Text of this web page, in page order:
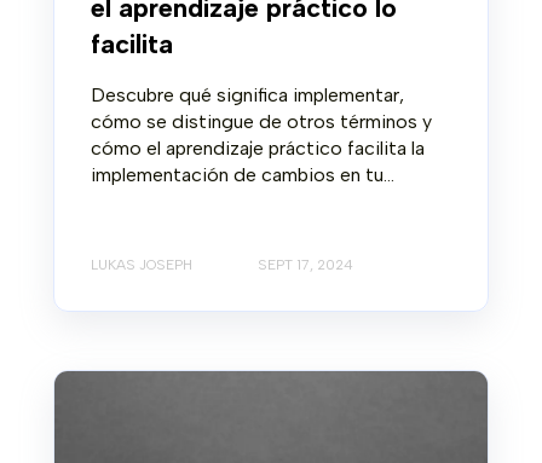
el aprendizaje práctico lo
facilita
Descubre qué significa implementar,
cómo se distingue de otros términos y
cómo el aprendizaje práctico facilita la
implementación de cambios en tu...
LUKAS JOSEPH SEPT 17, 2024